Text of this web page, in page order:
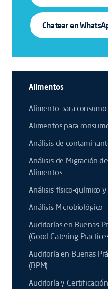
Chatear en
Alimentos
Alimento para
Alimentos para
Análisis de
Análisis de Migración
Alimentos
Análisis físico-químico
Análisis Microbiológico
Auditorías en Buenas
(Good Catering
Auditoría en Buenas
(BPM)
Auditoría y